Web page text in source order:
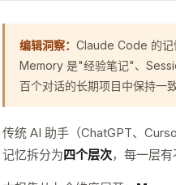
编辑洞察： Claude Code 的记
Memory 是"经验笔记"、
百个对话的长期项目中保持一致
传统 AI 助手（ChatGPT、
记忆拆分为四个层次，每一层